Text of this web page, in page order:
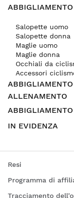
Salopette uomo
Salopette donna
Maglie uomo
Maglie donna
Occhiali da
Accessori
ALLENAMENTO
IN EVIDENZA
Resi
Programma di
Tracciamento